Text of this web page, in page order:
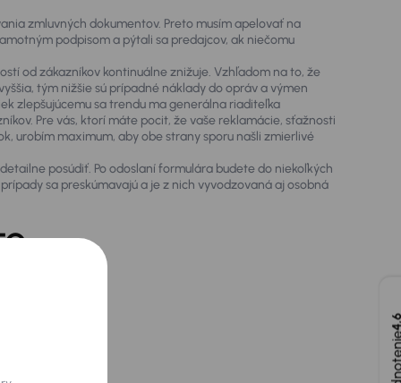
zmluvných dokumentov. Preto musím apelovať na
podpisom a pýtali sa predajcov, ak niečomu
od zákazníkov kontinuálne znižuje. Vzhľadom na to, že
tým nižšie sú prípadné náklady do opráv a výmen
zlepšujúcemu sa trendu ma generálna riaditeľka
Pre vás, ktorí máte pocit, že vaše reklamácie, sťažnosti
urobím maximum, aby obe strany sporu našli zmierlivé
posúdiť. Po odoslaní formulára budete do niekoľkých
sa preskúmavajú a je z nich vyvodzovaná aj osobná